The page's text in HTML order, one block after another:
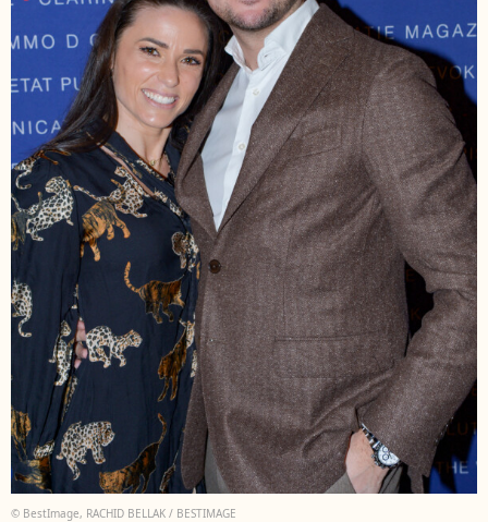
© BestImage, RACHID BELLAK / BESTIMAGE